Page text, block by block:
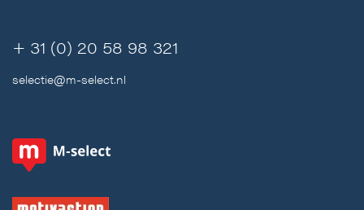
+ 31 (0) 20 58 98 321
selectie@m-select.nl